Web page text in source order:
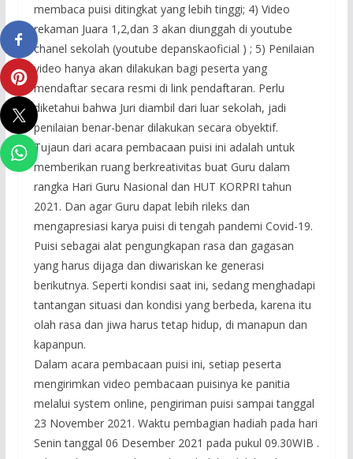
membaca puisi ditingkat yang lebih tinggi; 4) Video
rekaman Juara 1,2,dan 3 akan diunggah di youtube
chanel sekolah (youtube depanskaoficial ) ; 5) Penilaian
video hanya akan dilakukan bagi peserta yang
mendaftar secara resmi di link pendaftaran. Perlu
diketahui bahwa Juri diambil dari luar sekolah, jadi
penilaian benar-benar dilakukan secara obyektif.
Tujaun dari acara pembacaan puisi ini adalah untuk
memberikan ruang berkreativitas buat Guru dalam
rangka Hari Guru Nasional dan HUT KORPRI tahun
2021. Dan agar Guru dapat lebih rileks dan
mengapresiasi karya puisi di tengah pandemi Covid-19.
Puisi sebagai alat pengungkapan rasa dan gagasan
yang harus dijaga dan diwariskan ke generasi
berikutnya. Seperti kondisi saat ini, sedang menghadapi
tantangan situasi dan kondisi yang berbeda, karena itu
olah rasa dan jiwa harus tetap hidup, di manapun dan
kapanpun.
Dalam acara pembacaan puisi ini, setiap peserta
mengirimkan video pembacaan puisinya ke panitia
melalui system online, pengiriman puisi sampai tanggal
23 November 2021. Waktu pembagian hadiah pada hari
Senin tanggal 06 Desember 2021 pada pukul 09.30WIB .